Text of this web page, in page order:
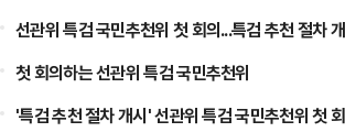
선관위 특검 국민추천위 첫 회의...특검 추천 절차
첫 회의하는 선관위 특검 국민추천위
'특검 추천 절차 개시' 선관위 특검 국민추천위 첫